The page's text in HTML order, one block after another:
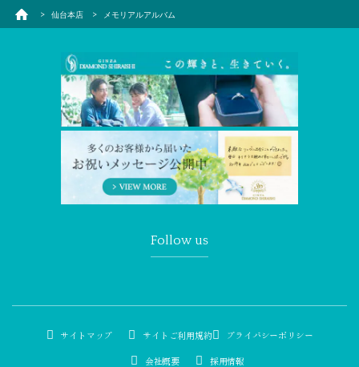
メモリアルアルバム
仙台本店 メモリアルアルバム
Follow us
サイトマップ サイトご利用規約 プライバシーポリシー
会社概要 採用情報